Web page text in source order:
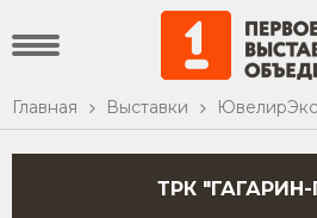
Главная Выставки
ТРК